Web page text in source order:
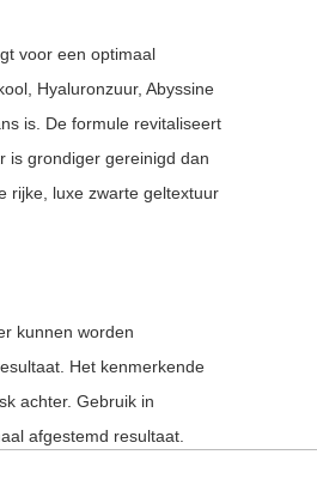
voor een optimaal
Hyaluronzuur, Abyssine
is. De formule revitaliseert
is grondiger gereinigd dan
rijke, luxe zwarte geltextuur
kunnen worden
Het kenmerkende
achter. Gebruik in
afgestemd resultaat.